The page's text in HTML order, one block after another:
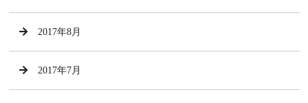
2017年8月
2017年7月